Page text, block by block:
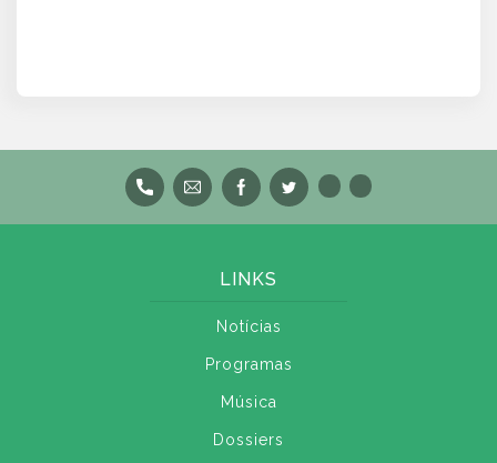
LINKS
Notícias
Programas
Música
Dossiers